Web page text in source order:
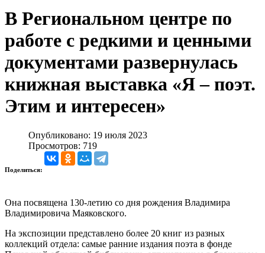
В Региональном центре по
работе с редкими и ценными
документами развернулась
книжная выставка «Я – поэт.
Этим и интересен»
Опубликовано: 19 июля 2023
Просмотров: 719
Поделиться:
Она посвящена 130-летию со дня рождения Владимира
Владимировича Маяковского.
На экспозиции представлено более 20 книг из разных
коллекций отдела: самые ранние издания поэта в фонде